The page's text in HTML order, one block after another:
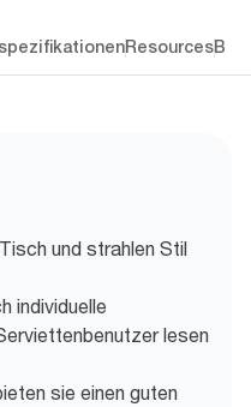
Resources
und strahlen Stil
individuelle
lesen
sie einen guten